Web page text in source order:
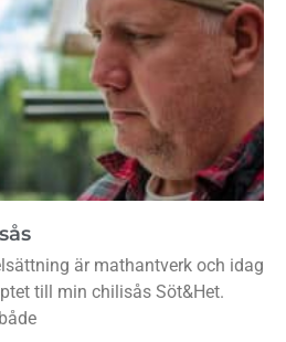
är mathantverk och idag
till min chilisås Söt&Het.